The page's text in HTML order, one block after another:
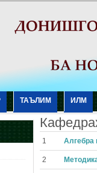
ТАЪЛИМ ИЛМ
1 Алгебра
2